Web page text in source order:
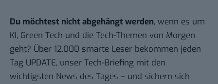
Du möchtest nicht abgehängt werden, wenn es um
KI, Green Tech und die Tech-Themen von Morgen
geht? Über 12.000 smarte Leser bekommen jeden
Tag UPDATE, unser Tech-Briefing mit den
wichtigsten News des Tages – und sichern sich